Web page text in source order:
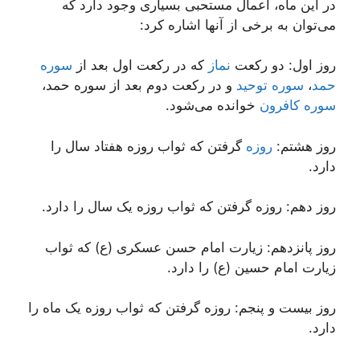
در این ماه، اعمال مستحبی بسیاری وجود دارد که
می‌توان به برخی از آنها اشاره کرد:
روز اول: دو رکعت نماز که در رکعت اول بعد از سوره
حمد، سوره توحید و در رکعت دوم بعد از سوره حمد،
سوره کافرون خوانده می‌شود.
روز هشتم: روزه گرفتن که ثواب روزه هفتاد سال را
دارد.
روز دهم: روزه گرفتن که ثواب روزه یک سال را دارد.
روز پانزدهم: زیارت امام حسن عسکری (ع) که ثواب
زیارت امام حسین (ع) را دارد.
روز بیست و پنجم: روزه گرفتن که ثواب روزه یک ماه را
دارد.